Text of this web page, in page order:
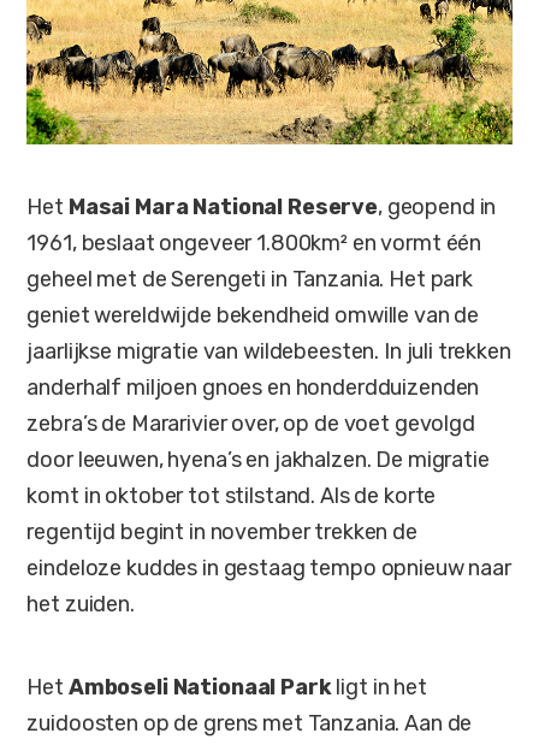
Het Masai Mara National Reserve, geopend in
1961, beslaat ongeveer 1.800km² en vormt één
geheel met de Serengeti in Tanzania. Het park
geniet wereldwijde bekendheid omwille van de
jaarlijkse migratie van wildebeesten. In juli trekken
anderhalf miljoen gnoes en honderdduizenden
zebra’s de Mararivier over, op de voet gevolgd
door leeuwen, hyena’s en jakhalzen. De migratie
komt in oktober tot stilstand. Als de korte
regentijd begint in november trekken de
eindeloze kuddes in gestaag tempo opnieuw naar
het zuiden.
Het Amboseli Nationaal Parkligt in het
zuidoosten op de grens met Tanzania. Aan de